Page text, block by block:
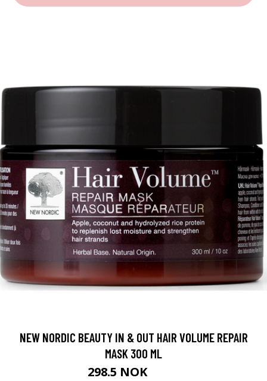
NEW NORDIC BEAUTY IN & OUT HAIR VOLUME REPAIR
MASK 300 ML
298.5 NOK